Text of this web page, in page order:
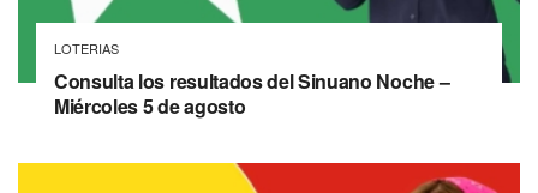
LOTERIAS
Consulta los resultados del Sinuano Noche –
Miércoles 5 de agosto